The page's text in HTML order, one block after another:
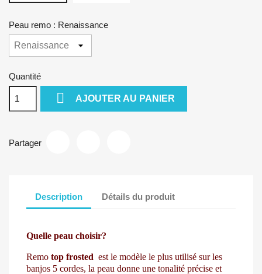
Peau remo : Renaissance
Quantité
 AJOUTER AU PANIER
Partager
Description Détails du produit
Quelle peau choisir?
Remo top frosted est le modèle le plus utilisé sur les
banjos 5 cordes, la peau donne une tonalité précise et